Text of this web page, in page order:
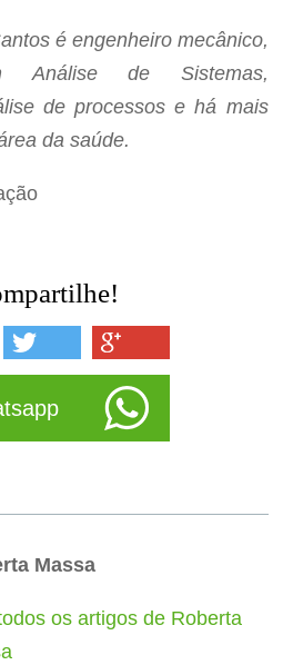
é engenheiro mecânico,
Análise de Sistemas,
de processos e há mais
da saúde.
Massa
os artigos de Roberta